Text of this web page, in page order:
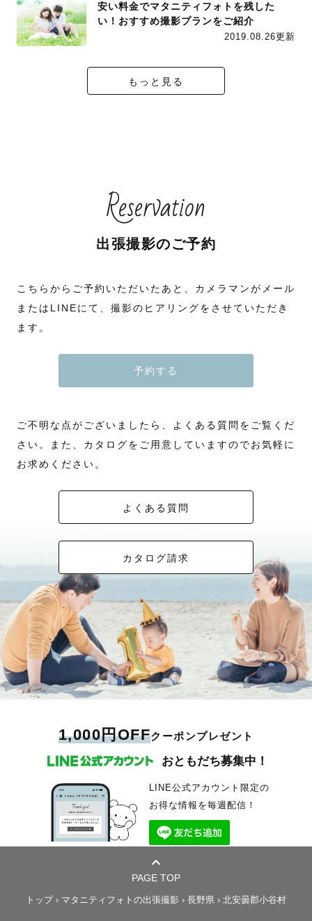
安い料金でマタニティフォトを残した
い！おすすめ撮影プランをご紹介
2019.08.26更新
もっと見る
Reservation
出張撮影のご予約
こちらからご予約いただいたあと、カメラマンがメール
またはLINEにて、撮影のヒアリングをさせていただき
ます。
予約する
ご不明な点がございましたら、よくある質問をご覧くだ
さい。また、カタログをご用意していますのでお気軽に
お求めください。
よくある質問
カタログ請求
1,000円OFFクーポンプレゼント
おともだち募集中！
LINE公式アカウント限定の
お得な情報を毎週配信！
PAGE TOP
トップ › マタニティフォトの出張撮影 › 長野県 › 北安曇郡小谷村